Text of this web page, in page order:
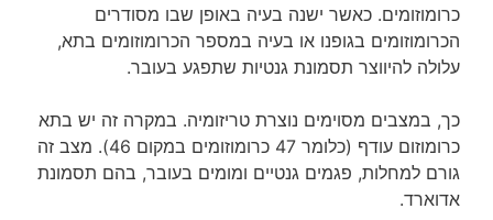
כרומוזומים. כאשר ישנה בעיה באופן שבו מסודרים
הכרומוזומים בגופנו או בעיה במספר הכרומוזומים בתא,
עלולה להיווצר תסמונת גנטיות שתפגע בעובר.
כך, במצבים מסוימים נוצרת טריזומיה. במקרה זה יש בתא
כרומוזום עודף (כלומר 47 כרומוזומים במקום 46). מצב זה
גורם למחלות, פגמים גנטיים ומומים בעובר, בהם תסמונת
אדוארד.